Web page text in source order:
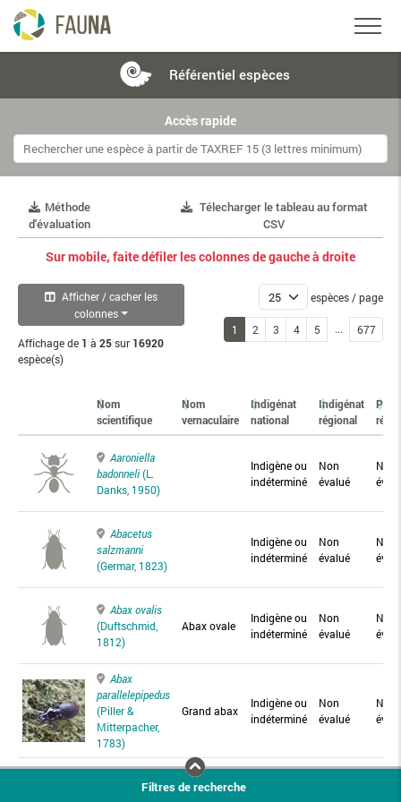
Référentiel espèces
Accès rapide
Méthode
d'évaluation
Télecharger le tableau au format
CSV
Sur mobile, faite défiler les colonnes de gauche à droite
Afficher / cacher les
colonnes
Affichage de 1 à 25sur 16920
espèce(s)
espèces / page
1 2 3 4 5 ... 677
Nom
scientifique
Nom
vernaculaire
Indigénat
national
Indigénat
régional
Aaroniella
badonneli(L.
Danks, 1950)
Indigène ou
indéterminé
Non
évalué
Non
Abacetus
salzmanni
(Germar, 1823)
Indigène ou
indéterminé
Non
évalué
Non
Abax ovalis
(Duftschmid,
1812)
Abax ovale
Indigène ou
indéterminé
Non
évalué
Non
Abax
parallelepipedus
(Piller &
Mitterpacher,
1783)
Grand abax
Indigène ou
indéterminé
Non
évalué
Non
Abax
Abax
Filtres de recherche